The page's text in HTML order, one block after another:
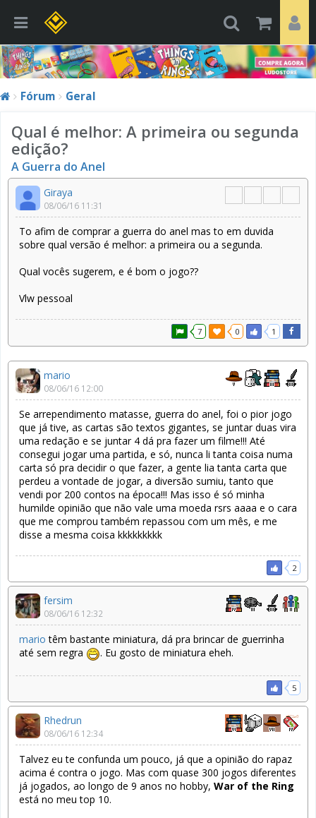
Fórum Geral
Qual é melhor: A primeira ou segunda
edição?
A Guerra do Anel
Giraya
08/06/16 11:31
To afim de comprar a guerra do anel mas to em duvida
sobre qual versão é melhor: a primeira ou a segunda.
Qual vocês sugerem, e é bom o jogo??
Vlw pessoal
7 0 1
mario
08/06/16 12:00
Se arrependimento matasse, guerra do anel, foi o pior jogo
que já tive, as cartas são textos gigantes, se juntar duas vira
uma redação e se juntar 4 dá pra fazer um filme!!! Até
consegui jogar uma partida, e só, nunca li tanta coisa numa
carta só pra decidir o que fazer, a gente lia tanta carta que
perdeu a vontade de jogar, a diversão sumiu, tanto que
vendi por 200 contos na época!!! Mas isso é só minha
humilde opinião que não vale uma moeda rsrs aaaa e o cara
que me comprou também repassou com um mês, e me
disse a mesma coisa kkkkkkkkk
2
fersim
08/06/16 12:32
mario têm bastante miniatura, dá pra brincar de guerrinha
até sem regra
. Eu gosto de miniatura eheh.
5
Rhedrun
08/06/16 12:34
Talvez eu te confunda um pouco, já que a opinião do rapaz
acima é contra o jogo. Mas com quase 300 jogos diferentes
já jogados, ao longo de 9 anos no hobby, War of the Ring
está no meu top 10.